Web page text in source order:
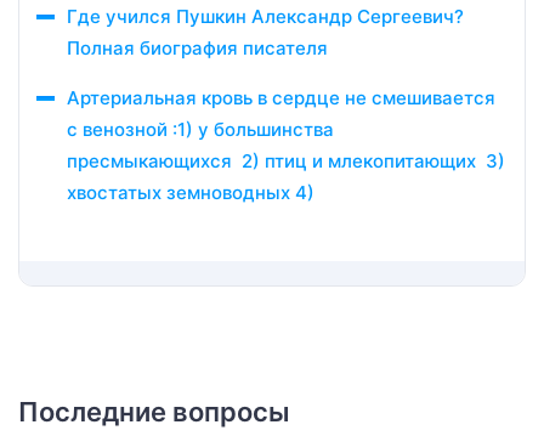
Где учился Пушкин Александр Сергеевич?
Полная биография писателя
Артериальная кровь в сердце не смешивается
с венозной :1) у большинства
пресмыкающихся 2) птиц и млекопитающих 3)
хвостатых земноводных 4)
Последние вопросы